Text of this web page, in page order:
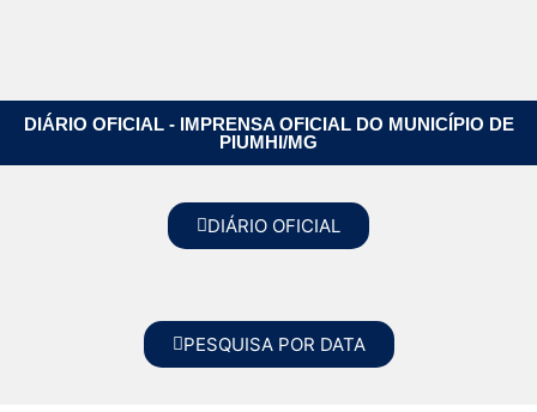
DIÁRIO OFICIAL - IMPRENSA OFICIAL DO MUNICÍPIO DE
PIUMHI/MG
DIÁRIO OFICIAL
PESQUISA POR DATA